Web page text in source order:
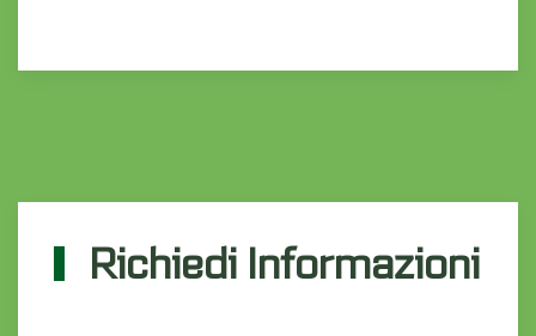
Richiedi Informazioni